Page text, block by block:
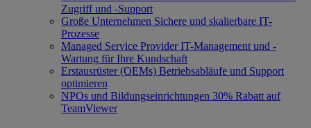
Zugriff und -Support
Große Unternehmen Sichere und skalierbare IT-
Prozesse
Managed Service Provider IT-Management und -
Wartung für Ihre Kundschaft
Erstausrüster (OEMs) Betriebsabläufe und Support
optimieren
NPOs und Bildungseinrichtungen 30% Rabatt auf
TeamViewer